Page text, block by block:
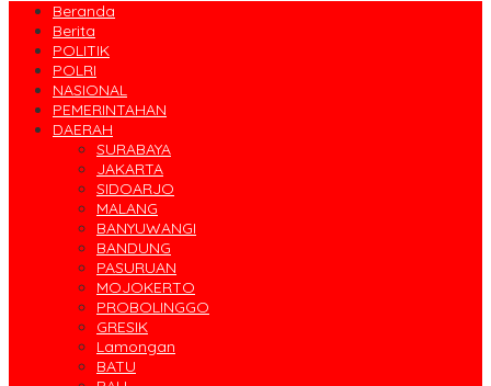
Beranda
Berita
POLITIK
POLRI
NASIONAL
PEMERINTAHAN
DAERAH
SURABAYA
JAKARTA
SIDOARJO
MALANG
BANYUWANGI
BANDUNG
PASURUAN
MOJOKERTO
PROBOLINGGO
GRESIK
Lamongan
BATU